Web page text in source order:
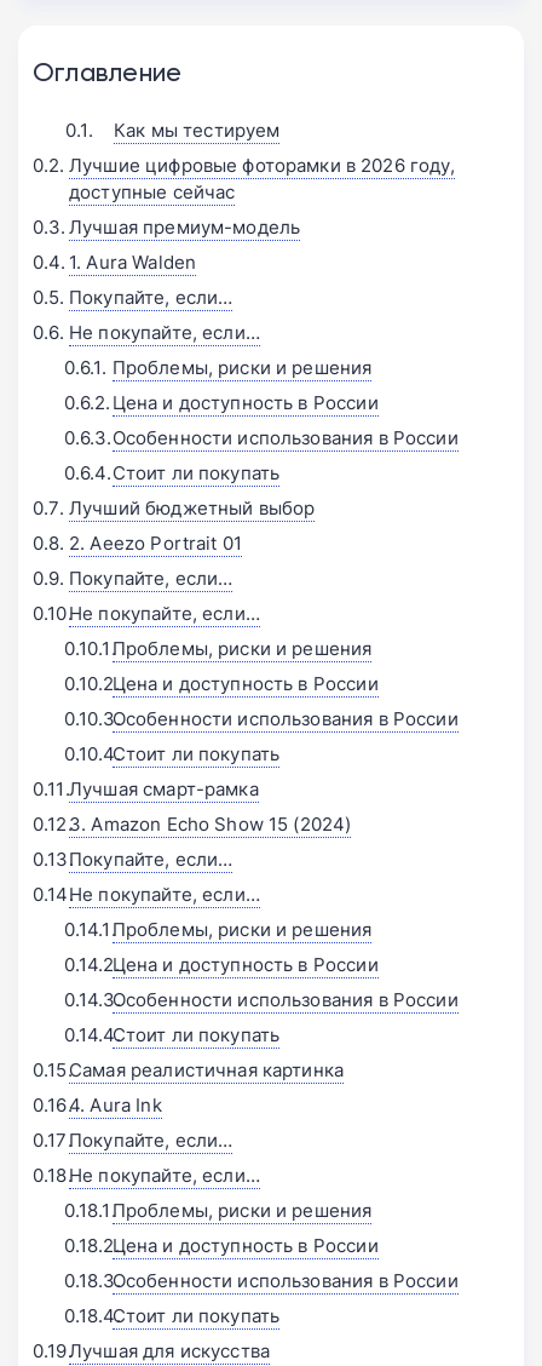
Оглавление
Как мы тестируем
Лучшие цифровые фоторамки в 2026 году,
доступные сейчас
Лучшая премиум-модель
1. Aura Walden
Покупайте, если…
Не покупайте, если…
Проблемы, риски и решения
Цена и доступность в России
Особенности использования в России
Стоит ли покупать
Лучший бюджетный выбор
2. Aeezo Portrait 01
Покупайте, если…
Не покупайте, если…
Проблемы, риски и решения
Цена и доступность в России
Особенности использования в России
Стоит ли покупать
Лучшая смарт-рамка
3. Amazon Echo Show 15 (2024)
Покупайте, если…
Не покупайте, если…
Проблемы, риски и решения
Цена и доступность в России
Особенности использования в России
Стоит ли покупать
Самая реалистичная картинка
4. Aura Ink
Покупайте, если…
Не покупайте, если…
Проблемы, риски и решения
Цена и доступность в России
Особенности использования в России
Стоит ли покупать
Лучшая для искусства